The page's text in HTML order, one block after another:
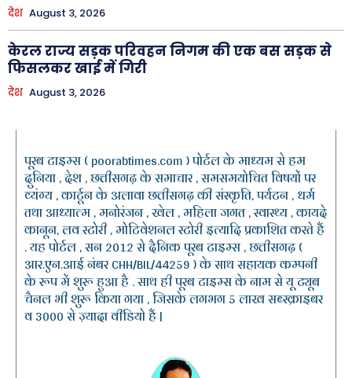
देश August 3, 2026
केरल राज्य सड़क परिवहन निगम की एक बस सड़क से
फिसलकर खाई में गिरी
देश August 3, 2026
पूरब टाइम्स ( poorabtimes.com ) पोर्टल के माध्यम से हम
दुनिया , देश , छत्तीसगढ़ के समाचार , समसमयोचित विषयों पर
व्यंग्य , कार्टून के अलावा छत्तीसगढ़ की संस्कृति, पर्यटन , धर्म
तथा आध्यात्म , मनोरंजन , खेल , महिला जगत , स्वास्थ्य , कायदे
कानून, लव स्टोरी , मोटिवेशनल स्टोरी इत्यादि प्रकाशित करते हैं
. यह पोर्टल , सन 2012 से दैनिक पूरब टाइम्स , छत्तीसगढ़ (
आर.एन.आई नंबर CHH/BIL/44259 ) के साथ सहायक कम्पनी
के रूप में शुरू हुआ है . साथ ही पूरब टाइम्स के नाम से यू ट्यूब
चैनल भी शुरू किया गया , जिसके लगभग 5 लाख सब्स्क्राइबर
व 3000 से ज़्यादा वीडियो हैं |